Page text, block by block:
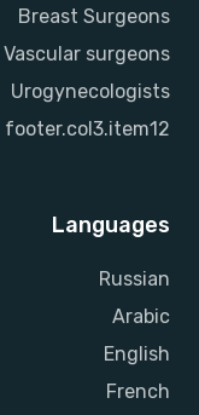
Breast Surgeons
Vascular surgeons
Urogynecologists
footer.col3.item12
Languages
Russian
Arabic
English
French